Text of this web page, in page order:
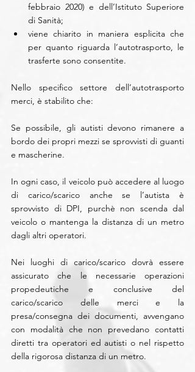
febbraio 2020) e dell’Istituto Superiore
di Sanità;
viene chiarito in maniera esplicita che
per quanto riguarda l’autotrasporto, le
trasferte sono consentite.
Nello specifico settore dell’autotrasporto
merci, è stabilito che:
Se possibile, gli autisti devono rimanere a
bordo dei propri mezzi se sprovvisti di guanti
e mascherine.
In ogni caso, il veicolo può accedere al luogo
di carico/scarico anche se l’autista è
sprovvisto di DPI, purchè non scenda dal
veicolo o mantenga la distanza di un metro
dagli altri operatori.
Nei luoghi di carico/scarico dovrà essere
assicurato che le necessarie operazioni
propedeutiche e conclusive del
carico/scarico delle merci e la
presa/consegna dei documenti, avvengano
con modalità che non prevedano contatti
diretti tra operatori ed autisti o nel rispetto
della rigorosa distanza di un metro.